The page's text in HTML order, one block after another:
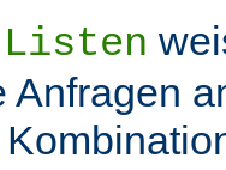
Listen
Anfragen